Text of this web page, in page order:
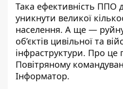
Така ефективність ППО
уникнути великої
населення. А ще —
об’єктів цивільної та
інфраструктури. Про це
Повітряному
Інформатор.